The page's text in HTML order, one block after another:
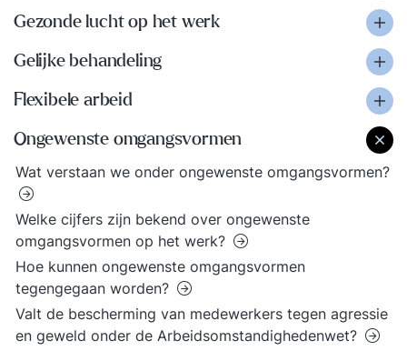
Gezonde lucht op het werk
Gelijke behandeling
Flexibele arbeid
Ongewenste omgangsvormen
Wat verstaan we onder ongewenste omgangsvormen?
Welke cijfers zijn bekend over ongewenste
omgangsvormen op het werk?
Hoe kunnen ongewenste omgangsvormen
tegengegaan worden?
Valt de bescherming van medewerkers tegen agressie
en geweld onder de Arbeidsomstandighedenwet?